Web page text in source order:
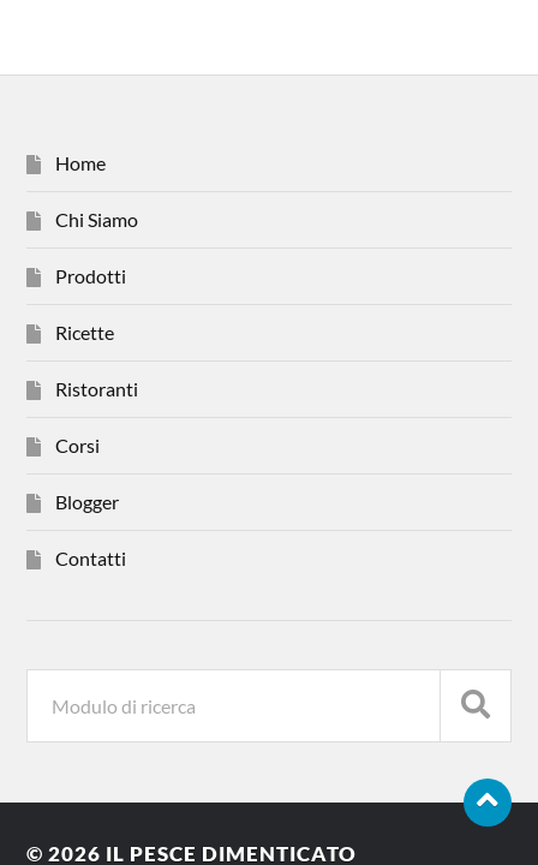
Home
Chi Siamo
Prodotti
Ricette
Ristoranti
Corsi
Blogger
Contatti
© 2026 IL PESCE DIMENTICATO